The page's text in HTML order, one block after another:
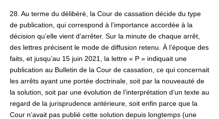
28. Au terme du délibéré, la Cour de cassation décide du type
de publication, qui correspond à l’importance accordée à la
décision qu’elle vient d’arrêter. Sur la minute de chaque arrêt,
des lettres précisent le mode de diffusion retenu. À l’époque des
faits, et jusqu’au 15 juin 2021, la lettre « P » indiquait une
publication au Bulletin de la Cour de cassation, ce qui concernait
les arrêts ayant une portée doctrinale, soit par la nouveauté de
la solution, soit par une évolution de l’interprétation d’un texte au
regard de la jurisprudence antérieure, soit enfin parce que la
Cour n’avait pas publié cette solution depuis longtemps (une